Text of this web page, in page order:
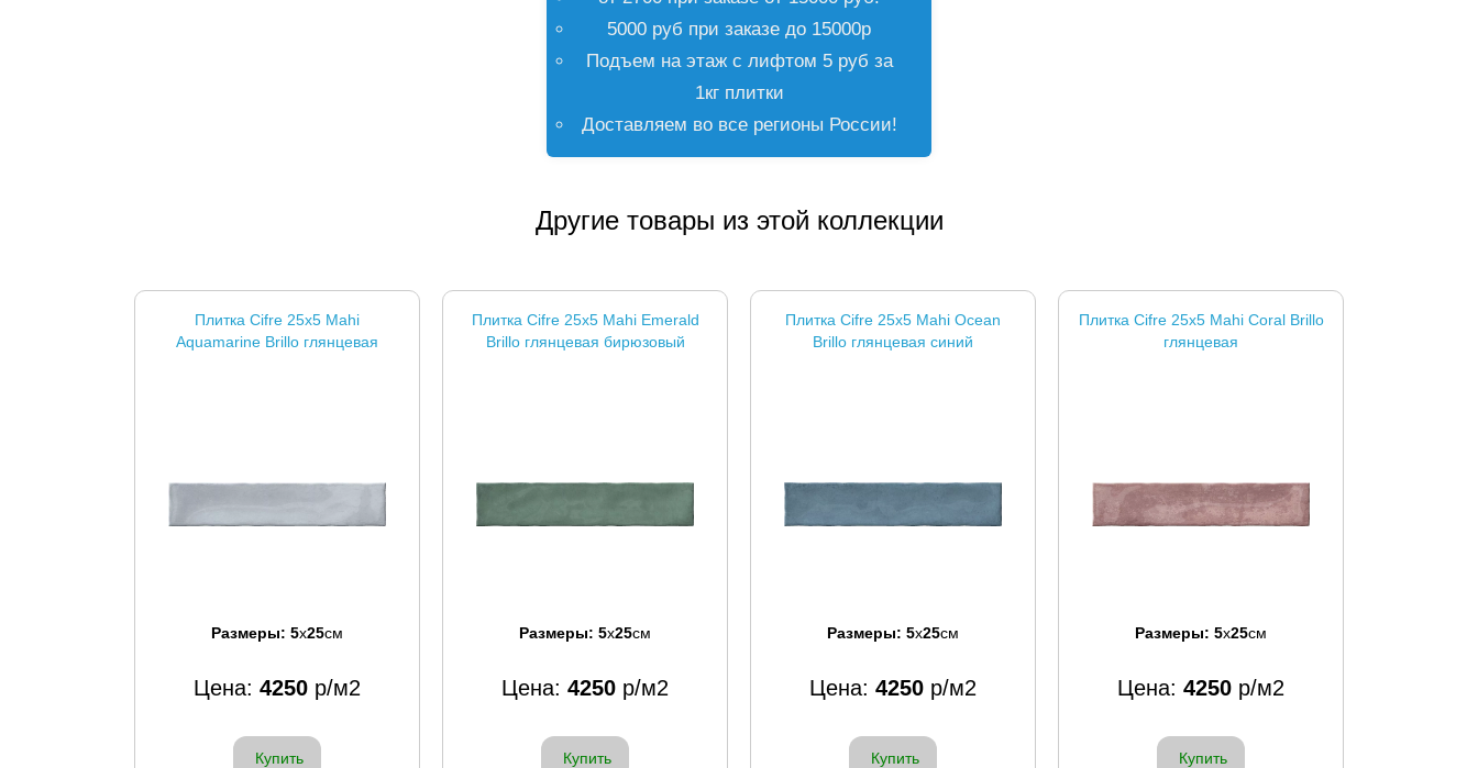
5000 руб при заказе до 15000р
Подъем на этаж с лифтом 5 руб за
1кг плитки
Доставляем во все регионы России!
Другие товары из этой коллекции
Плитка Cifre 25x5 Mahi
Aquamarine Brillo глянцевая
Размеры: 5x25см
Цена: 4250 р/м2
Купить
Плитка Cifre 25x5 Mahi Emerald
Brillo глянцевая бирюзовый
Размеры: 5x25см
Цена: 4250 р/м2
Купить
Плитка Cifre 25x5 Mahi Ocean
Brillo глянцевая синий
Размеры: 5x25см
Цена: 4250 р/м2
Купить
Плитка Cifre 25x5 Mahi Coral Brillo
глянцевая
Размеры: 5x25см
Цена: 4250 р/м2
Купить